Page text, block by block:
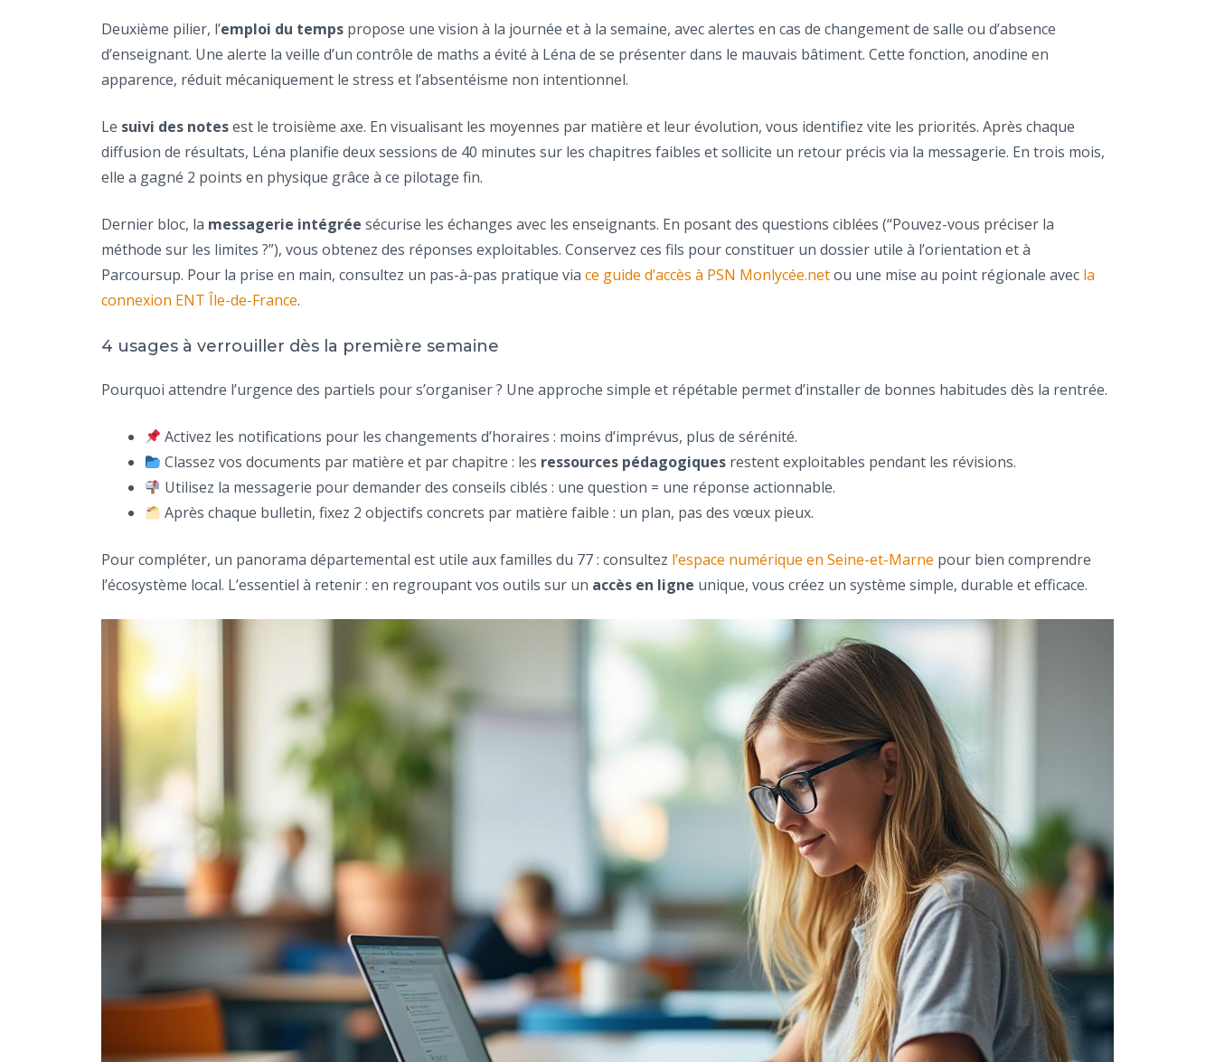
Deuxième pilier, l’emploi du temps propose une vision à la journée et à la semaine, avec alertes en cas de changement de salle ou d’absence
d’enseignant. Une alerte la veille d’un contrôle de maths a évité à Léna de se présenter dans le mauvais bâtiment. Cette fonction, anodine en
apparence, réduit mécaniquement le stress et l’absentéisme non intentionnel.
Le suivi des notesest le troisième axe. En visualisant les moyennes par matière et leur évolution, vous identifiez vite les priorités. Après chaque
diffusion de résultats, Léna planifie deux sessions de 40 minutes sur les chapitres faibles et sollicite un retour précis via la messagerie. En trois mois,
elle a gagné 2 points en physique grâce à ce pilotage fin.
Dernier bloc, la messagerie intégrée sécurise les échanges avec les enseignants. En posant des questions ciblées (“Pouvez-vous préciser la
méthode sur les limites ?”), vous obtenez des réponses exploitables. Conservez ces fils pour constituer un dossier utile à l’orientation et à
Parcoursup. Pour la prise en main, consultez un pas-à-pas pratique via ce guide d’accès à PSN Monlycée.netou une mise au point régionale avec la
connexion ENT Île-de-France.
4 usages à verrouiller dès la première semaine
Pourquoi attendre l’urgence des partiels pour s’organiser ? Une approche simple et répétable permet d’installer de bonnes habitudes dès la rentrée.
Activez les notifications pour les changements d’horaires : moins d’imprévus, plus de sérénité.
Classez vos documents par matière et par chapitre : les ressources pédagogiques restent exploitables pendant les révisions.
Utilisez la messagerie pour demander des conseils ciblés : une question = une réponse actionnable.
Après chaque bulletin, fixez 2 objectifs concrets par matière faible : un plan, pas des vœux pieux.
Pour compléter, un panorama départemental est utile aux familles du 77 : consultez l’espace numérique en Seine-et-Marne pour bien comprendre
l’écosystème local. L’essentiel à retenir : en regroupant vos outils sur un accès en ligne unique, vous créez un système simple, durable et efficace.